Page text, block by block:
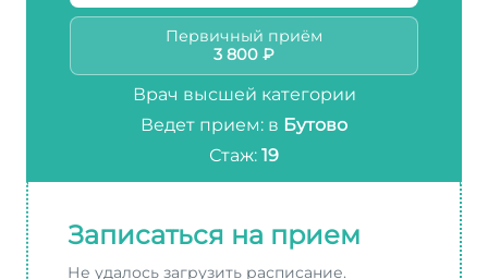
Первичный приём
3 800 ₽
Врач высшей категории
Ведет прием: в Бутово
Стаж: 19
Записаться на прием
Не удалось загрузить расписание.